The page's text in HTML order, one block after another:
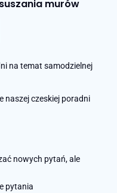
murów
na temat samodzielnej
naszej czeskiej poradni
nowych pytań, ale
pytania